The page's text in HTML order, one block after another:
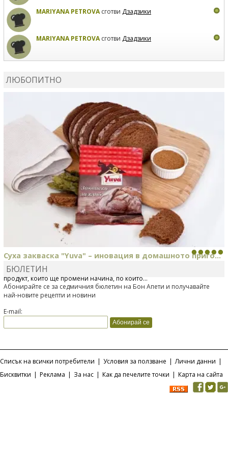
MARIYANA PETROVAсготви Дзадзики
MARIYANA PETROVAсготви Дзадзики
ЛЮБОПИТНО
Суха закваска "Yuva" – иновация в домашното приго...
Отскоро Лесафр България стартира предлагането на изцяло нов
продукт, който ще промени начина, по който...
БЮЛЕТИН
Абонирайте се за седмичния бюлетин на Бон Апети и получавайте
най-новите рецепти и новини
E-mail:
Списък на всички потребители | Условия за ползване | Лични данни |
Бисквитки | Реклама | За нас | Как да печелите точки | Карта на сайта